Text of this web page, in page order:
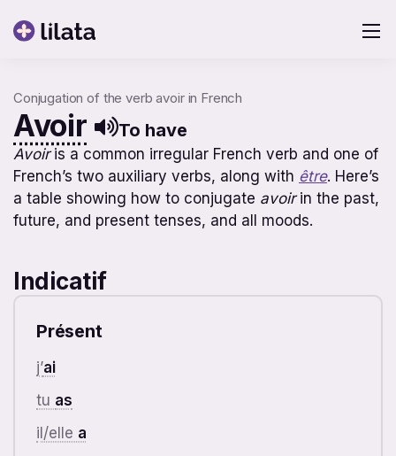
Conjugation of the verb avoir in French
Avoir To have
Avoiris a common irregular French verb and one of
French’s two auxiliary verbs, along with être. Here’s
a table showing how to conjugate avoirin the past,
future, and present tenses, and all moods.
Indicatif
Présent
j’ai
tu as
il/elle a